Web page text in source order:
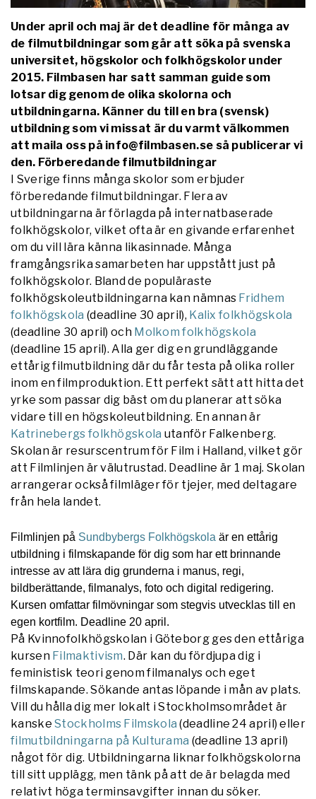
Under april och maj är det deadline för många av
de filmutbildningar som går att söka på svenska
universitet, högskolor och folkhögskolor under
2015. Filmbasen har satt samman guide som
lotsar dig genom de olika skolorna och
utbildningarna. Känner du till en bra (svensk)
utbildning som vi missat är du varmt välkommen
att maila oss på info@filmbasen.se så publicerar vi
den. Förberedande filmutbildningar
I Sverige finns många skolor som erbjuder
förberedande filmutbildningar. Flera av
utbildningarna är förlagda på internatbaserade
folkhögskolor, vilket ofta är en givande erfarenhet
om du vill lära känna likasinnade. Många
framgångsrika samarbeten har uppstått just på
folkhögskolor. Bland de populäraste
folkhögskoleutbildningarna kan nämnas Fridhem
folkhögskola (deadline 30 april), Kalix folkhögskola
(deadline 30 april) och Molkom folkhögskola
(deadline 15 april). Alla ger dig en grundläggande
ettårig filmutbildning där du får testa på olika roller
inom en filmproduktion. Ett perfekt sätt att hitta det
yrke som passar dig bäst om du planerar att söka
vidare till en högskoleutbildning. En annan är
Katrinebergs folkhögskola utanför Falkenberg.
Skolan är resurscentrum för Film i Halland, vilket gör
att Filmlinjen är välutrustad. Deadline är 1 maj. Skolan
arrangerar också filmläger för tjejer, med deltagare
från hela landet.
Filmlinjen på Sundbybergs Folkhögskola är en ettårig
utbildning i filmskapande för dig som har ett brinnande
intresse av att lära dig grunderna i manus, regi,
bildberättande, filmanalys, foto och digital redigering.
Kursen omfattar filmövningar som stegvis utvecklas till en
egen kortfilm. Deadline 20 april.
På Kvinnofolkhögskolan i Göteborg ges den ettåriga
kursen Filmaktivism. Där kan du fördjupa dig i
feministisk teori genom filmanalys och eget
filmskapande. Sökande antas löpande i mån av plats.
Vill du hålla dig mer lokalt i Stockholmsområdet är
kanskeStockholms Filmskola (deadline 24 april) eller
filmutbildningarna på Kulturama (deadline 13 april)
något för dig. Utbildningarna liknar folkhögskolorna
till sitt upplägg, men tänk på att de är belagda med
relativt höga terminsavgifter innan du söker.